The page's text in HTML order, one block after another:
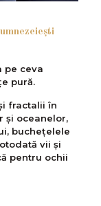
pe ceva
pură.
fractalii în
și oceanelor,
buchețelele
vii și
pentru ochii